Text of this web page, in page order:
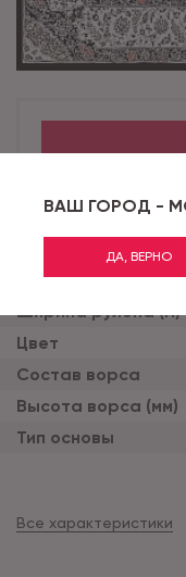
ВАШ ГОРОД -
ДА, ВЕРНО
Коллекция
Ширина рулона (м)
Цвет
Состав ворса
Высота ворса (мм)
Тип основы
Все характеристики